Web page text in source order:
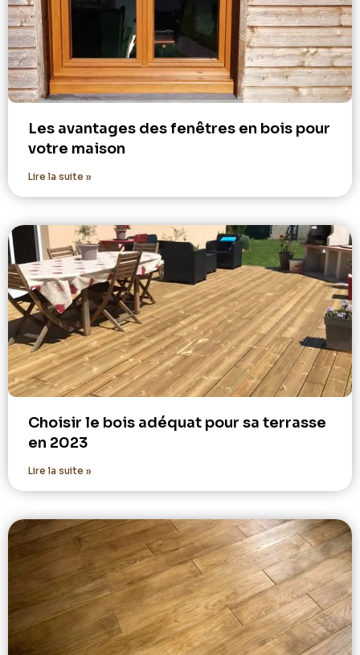
Les avantages des fenêtres en bois pour
votre maison
Lire la suite »
Choisir le bois adéquat pour sa terrasse
en 2023
Lire la suite »